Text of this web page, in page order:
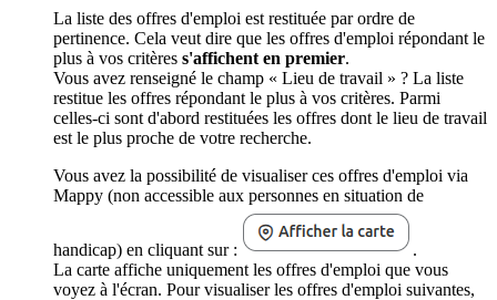
La liste des offres d'emploi est restituée par ordre de
pertinence. Cela veut dire que les offres d'emploi répondant le
plus à vos critères s'affichent en premier.
Vous avez renseigné le champ « Lieu de travail » ? La liste
restitue les offres répondant le plus à vos critères. Parmi
celles-ci sont d'abord restituées les offres dont le lieu de travail
est le plus proche de votre recherche.
Vous avez la possibilité de visualiser ces offres d'emploi via
Mappy (non accessible aux personnes en situation de
handicap) en cliquant sur :
.
La carte affiche uniquement les offres d'emploi que vous
voyez à l'écran. Pour visualiser les offres d'emploi suivantes,